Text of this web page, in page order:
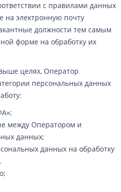
с правилами данных
на электронную почту
должности тем самым
форме на обработку их
целях, Оператор
персональных данных
между Оператором и
данных;
данных на обработку